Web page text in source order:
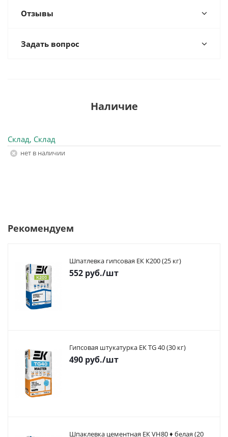
Отзывы
Задать вопрос
Наличие
Склад, Склад
Нет в наличии
Рекомендуем
Шпатлевка гипсовая ЕК К200 (25 кг)
552 руб./шт
Гипсовая штукатурка ЕК TG 40 (30 кг)
490 руб./шт
Шпаклевка цементная ЕК VH80 ♦ белая (20